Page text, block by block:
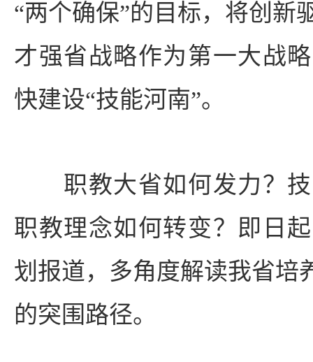
“两个确保”的目标，将创新
才强省战略作为第一大战
快建设“技能河南”。
职教大省如何发力？技
职教理念如何转变？即日
划报道，多角度解读我省培
的突围路径。